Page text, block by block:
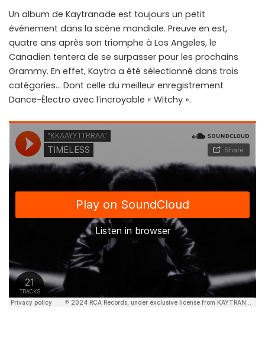
Un album de Kaytranade est toujours un petit
événement dans la scène mondiale. Preuve en est,
quatre ans après son triomphe à Los Angeles, le
Canadien tentera de se surpasser pour les prochains
Grammy. En effet, Kaytra a été sélectionné dans trois
catégories… Dont celle du meilleur enregistrement
Dance-Électro avec l’incroyable « Witchy ».